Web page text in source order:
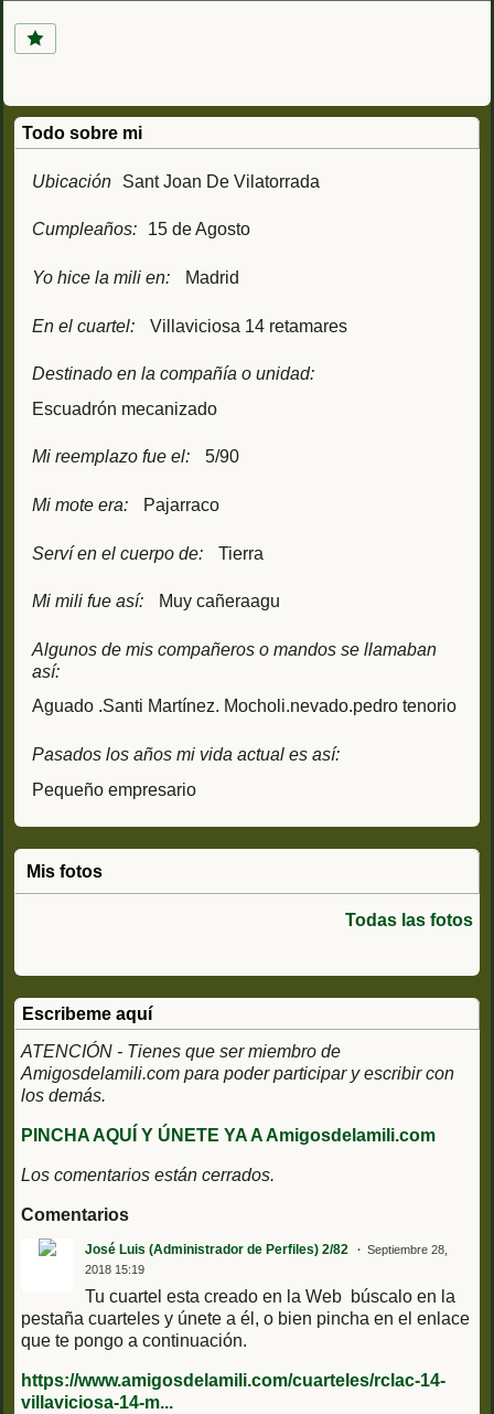
Todo sobre mi
Ubicación Sant Joan De Vilatorrada
Cumpleaños: 15 de Agosto
Yo hice la mili en: Madrid
En el cuartel: Villaviciosa 14 retamares
Destinado en la compañía o unidad:
Escuadrón mecanizado
Mi reemplazo fue el: 5/90
Mi mote era: Pajarraco
Serví en el cuerpo de: Tierra
Mi mili fue así: Muy cañeraagu
Algunos de mis compañeros o mandos se llamaban
así:
Aguado .Santi Martínez. Mocholi.nevado.pedro tenorio
Pasados los años mi vida actual es así:
Pequeño empresario
Mis fotos
Todas las fotos
Escribeme aquí
ATENCIÓN - Tienes que ser miembro de
Amigosdelamili.com para poder participar y escribir con
los demás.
PINCHA AQUÍ Y ÚNETE YA A Amigosdelamili.com
Los comentarios están cerrados.
Comentarios
José Luis (Administrador de Perfiles) 2/82
Septiembre 28,
2018 15:19
Tu cuartel esta creado en la Web búscalo en la
pestaña cuarteles y únete a él, o bien pincha en el enlace
que te pongo a continuación.
https://www.amigosdelamili.com/cuarteles/rclac-14-
villaviciosa-14-m...